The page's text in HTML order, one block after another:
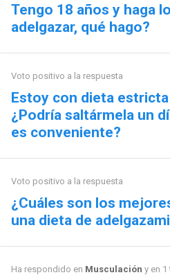
Tengo 18 años y haga
adelgazar, qué hago?
Voto positivo a la respuesta
Estoy con dieta
¿Podría saltármela un
es conveniente?
Voto positivo a la respuesta
¿Cuáles son los
una dieta de
Ha respondido en Musculación y en